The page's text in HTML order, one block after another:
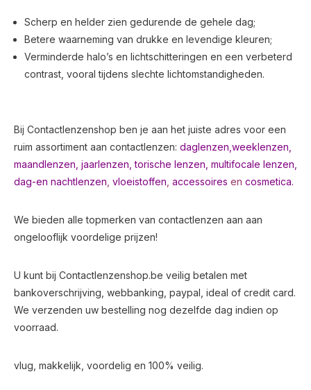
Scherp en helder zien gedurende de gehele dag;
Betere waarneming van drukke en levendige kleuren;
Verminderde halo’s en lichtschitteringen en een verbeterd
contrast, vooral tijdens slechte lichtomstandigheden.
Bij Contactlenzenshop ben je aan het juiste adres voor een
ruim assortiment aan contactlenzen: daglenzen, weeklenzen,
maandlenzen jaarlenzen ,torische lenzen multifocale lenzen
dag-en nachtlenzen vloeistoffen accessoires en cosmetica.
We bieden alle topmerken van contactlenzen aan aan
ongelooflijk voordelige prijzen!
U kunt bij Contactlenzenshop.be veilig betalen met
bankoverschrijving, webbanking, paypal, ideal of credit card.
We verzenden uw bestelling nog dezelfde dag indien op
voorraad.
vlug, makkelijk, voordelig en 100% veilig.